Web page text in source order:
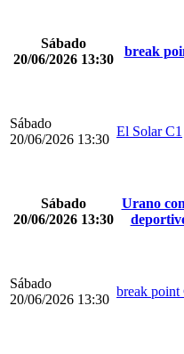
Sábado
20/06/2026 13:30
break
Sábado
20/06/2026 13:30
El Solar C1
Sábado
20/06/2026 13:30
Urano
Sábado
20/06/2026 13:30
break point